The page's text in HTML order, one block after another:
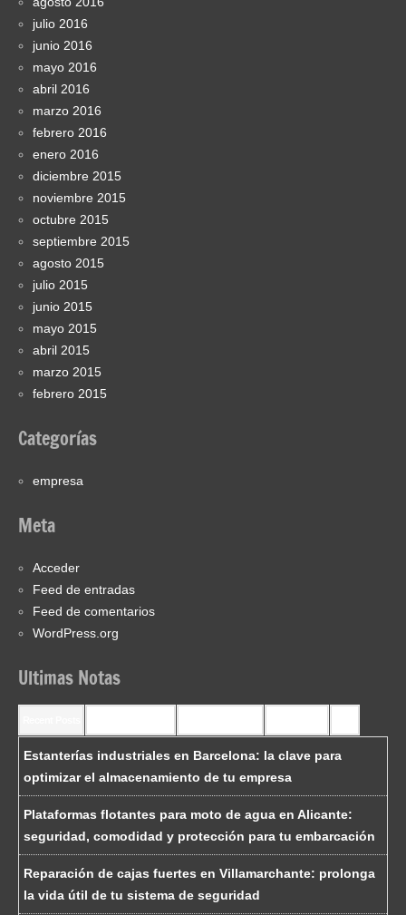
julio 2016
junio 2016
mayo 2016
abril 2016
marzo 2016
febrero 2016
enero 2016
diciembre 2015
noviembre 2015
octubre 2015
septiembre 2015
agosto 2015
julio 2015
junio 2015
mayo 2015
abril 2015
marzo 2015
febrero 2015
Categorías
empresa
Meta
Acceder
Feed de entradas
Feed de comentarios
WordPress.org
Ultimas Notas
Estanterías industriales en Barcelona: la clave para
optimizar el almacenamiento de tu empresa
Plataformas flotantes para moto de agua en Alicante:
seguridad, comodidad y protección para tu embarcación
Reparación de cajas fuertes en Villamarchante: prolonga
la vida útil de tu sistema de seguridad